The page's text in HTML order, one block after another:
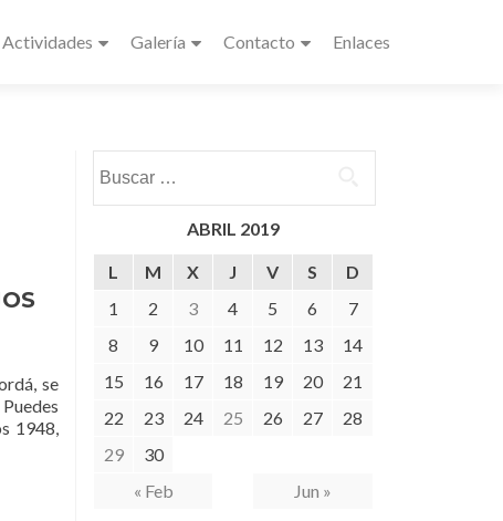
Actividades Galería Contacto Enlaces
se
1948,
ABRIL 2019
L M X J V S D
« Feb Jun »
1 2 3 4 5 6
7
8
9 10 11 12 13
14
15
16 17 18 19 20
21
22
23 24 25 26 27
28
29
30